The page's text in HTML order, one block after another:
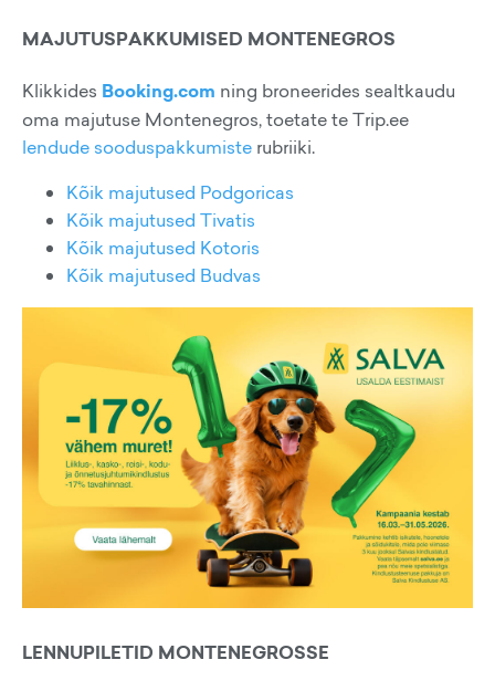
MAJUTUSPAKKUMISED MONTENEGROS
Klikkides Booking.com ning broneerides sealtkaudu
oma majutuse Montenegros, toetate te Trip.ee
lendude sooduspakkumiste rubriiki.
Kõik majutused Podgoricas
Kõik majutused Tivatis
Kõik majutused Kotoris
Kõik majutused Budvas
LENNUPILETID MONTENEGROSSE